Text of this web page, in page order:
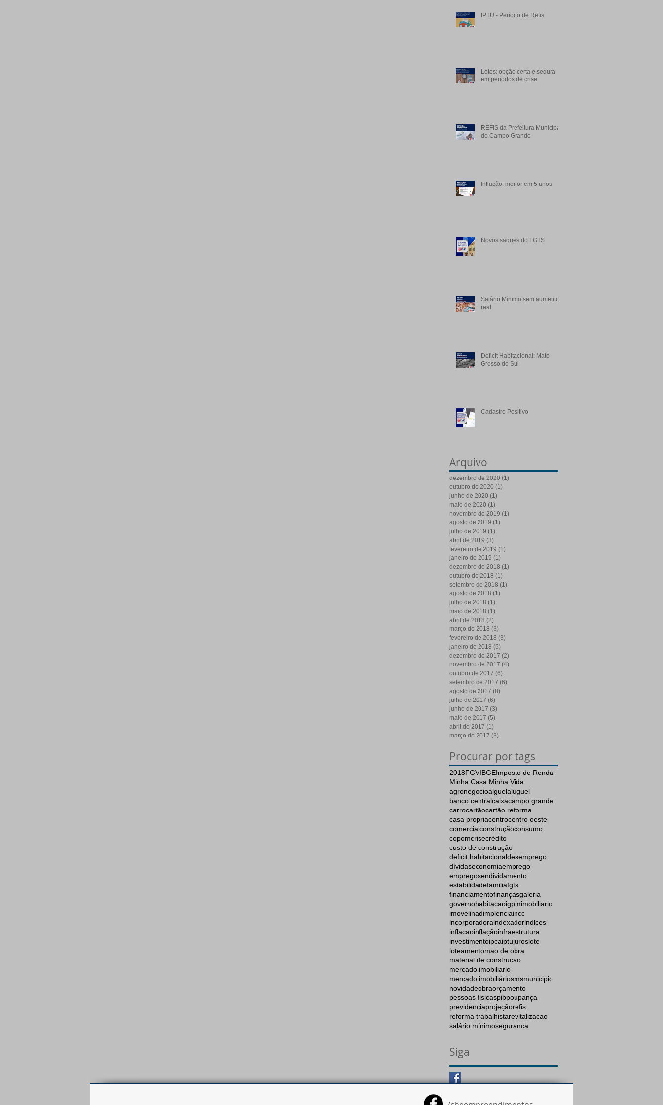
IPTU - Período de Refis
Lotes: opção certa e segura
em períodos de crise
REFIS da Prefeitura Municipal
de Campo Grande
Inflação: menor em 5 anos
Novos saques do FGTS
Salário Mínimo sem aumento
real
Deficit Habitacional: Mato
Grosso do Sul
Cadastro Positivo
Arquivo
dezembro de 2020 (1)
outubro de 2020 (1)
junho de 2020 (1)
maio de 2020 (1)
novembro de 2019 (1)
agosto de 2019 (1)
julho de 2019 (1)
abril de 2019 (3)
fevereiro de 2019 (1)
janeiro de 2019 (1)
dezembro de 2018 (1)
outubro de 2018 (1)
setembro de 2018 (1)
agosto de 2018 (1)
julho de 2018 (1)
maio de 2018 (1)
abril de 2018 (2)
março de 2018 (3)
fevereiro de 2018 (3)
janeiro de 2018 (5)
dezembro de 2017 (2)
novembro de 2017 (4)
outubro de 2017 (6)
setembro de 2017 (6)
agosto de 2017 (8)
julho de 2017 (6)
junho de 2017 (3)
maio de 2017 (5)
abril de 2017 (1)
março de 2017 (3)
Procurar por tags
2018FGVIBGEImposto de Renda
Minha Casa Minha Vida
agronegocioalguelaluguel
banco centralcaixacampo grande
carrocartãocartão reforma
casa propriacentrocentro oeste
comercialconstruçãoconsumo
copomcrisecrédito
custo de construção
deficit habitacionaldesemprego
dívidaseconomiaemprego
empregosendividamento
estabilidadefamiliafgts
financiamentofinançasgaleria
governohabitacaoigpmimobiliario
imovelinadimplenciaincc
incorporadoraindexadorindices
inflacaoinflaçãoinfraestrutura
investimentoipcaiptujuroslote
loteamentomao de obra
material de construcao
mercado imobiliario
mercado imobiliáriosmsmunicipio
novidadeobraorçamento
pessoas fisicaspibpoupança
previdenciaprojeçãorefis
reforma trabalhistarevitalizacao
salário mínimoseguranca
Siga